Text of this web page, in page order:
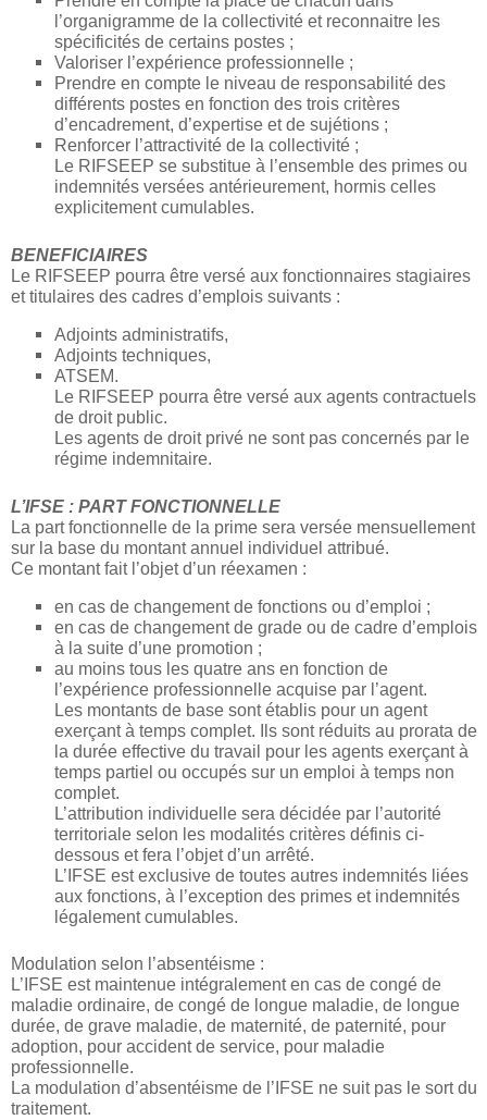
l’organigramme de la collectivité et reconnaitre les
spécificités de certains postes ;
Valoriser l’expérience professionnelle ;
Prendre en compte le niveau de responsabilité des
différents postes en fonction des trois critères
d’encadrement, d’expertise et de sujétions ;
Renforcer l’attractivité de la collectivité ;
Le RIFSEEP se substitue à l’ensemble des primes ou
indemnités versées antérieurement, hormis celles
explicitement cumulables.
BENEFICIAIRES
Le RIFSEEP pourra être versé aux fonctionnaires stagiaires
et titulaires des cadres d’emplois suivants :
Adjoints administratifs,
Adjoints techniques,
ATSEM.
Le RIFSEEP pourra être versé aux agents contractuels
de droit public.
Les agents de droit privé ne sont pas concernés par le
régime indemnitaire.
L’IFSE : PART FONCTIONNELLE
La part fonctionnelle de la prime sera versée mensuellement
sur la base du montant annuel individuel attribué.
Ce montant fait l’objet d’un réexamen :
en cas de changement de fonctions ou d’emploi ;
en cas de changement de grade ou de cadre d’emplois
à la suite d’une promotion ;
au moins tous les quatre ans en fonction de
l’expérience professionnelle acquise par l’agent.
Les montants de base sont établis pour un agent
exerçant à temps complet. Ils sont réduits au prorata de
la durée effective du travail pour les agents exerçant à
temps partiel ou occupés sur un emploi à temps non
complet.
L’attribution individuelle sera décidée par l’autorité
territoriale selon les modalités critères définis ci-
dessous et fera l’objet d’un arrêté.
L’IFSE est exclusive de toutes autres indemnités liées
aux fonctions, à l’exception des primes et indemnités
légalement cumulables.
Modulation selon l’absentéisme :
L’IFSE est maintenue intégralement en cas de congé de
maladie ordinaire, de congé de longue maladie, de longue
durée, de grave maladie, de maternité, de paternité, pour
adoption, pour accident de service, pour maladie
professionnelle.
La modulation d’absentéisme de l’IFSE ne suit pas le sort du
traitement.